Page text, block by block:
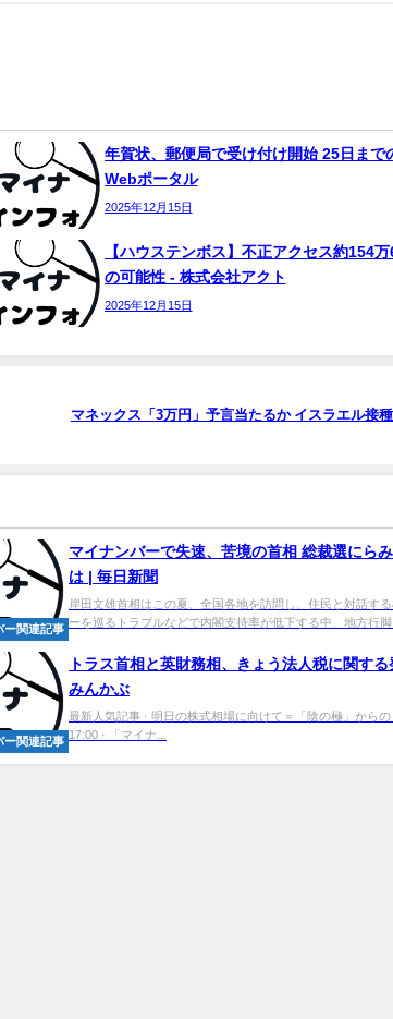
年賀状、郵便局で受け付け開始 25日まで
Webポータル
2025年12月15日
【ハウステンボス】不正アクセス約154
の可能性 - 株式会社アクト
2025年12月15日
マネックス「3万円」予言当たるか イスラエル接
ー関連記事
マイナンバーで失速、苦境の首相 総裁選にら
は | 毎日新聞
岸田文雄首相はこの夏、全国各地を訪問し、住民と対話す
ーを巡るトラブルなどで内閣支持率が低下する中、地方行脚
ー関連記事
トラス首相と英財務相、きょう法人税に関す
みんかぶ
最新人気記事 · 明日の株式相場に向けて＝「陰の極」から
17:00 · 「マイナ...